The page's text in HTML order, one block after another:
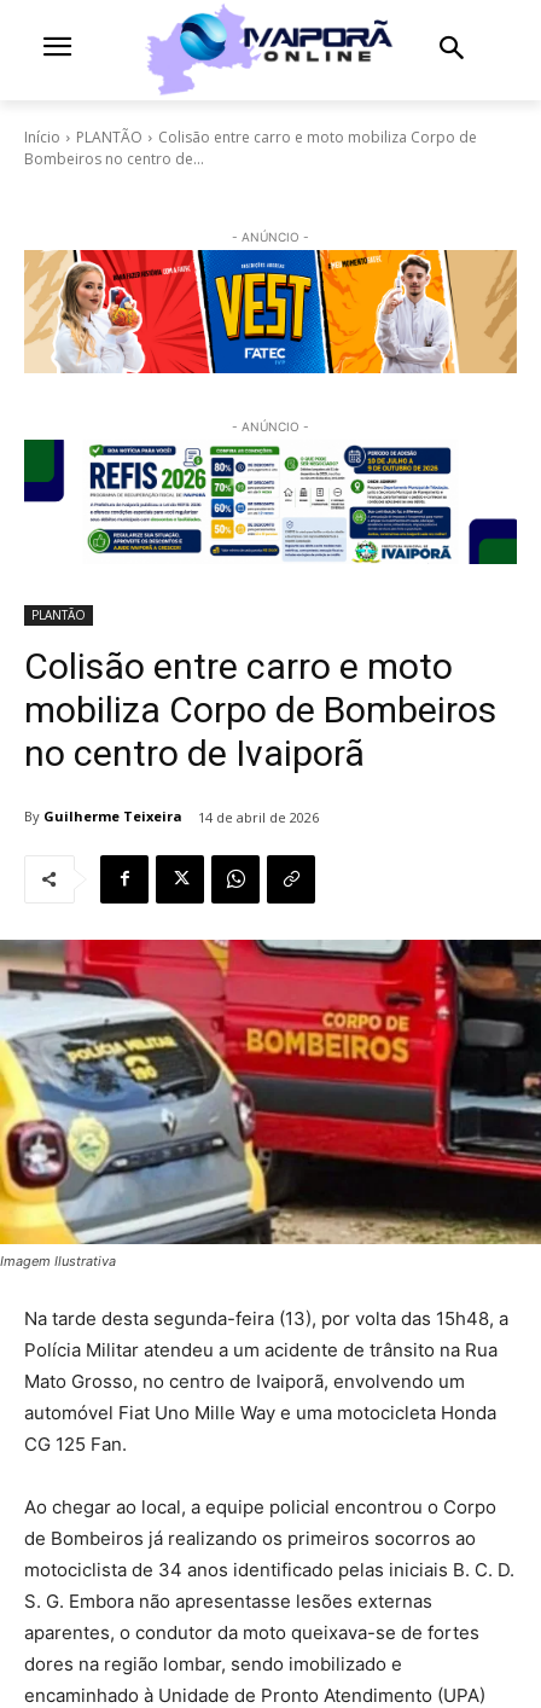
Início PLANTÃO
Colisão entre carro e moto mobiliza Corpo de
Bombeiros no centro de...
- ANÚNCIO -
- ANÚNCIO -
PLANTÃO
Colisão entre carro e moto
mobiliza Corpo de Bombeiros
no centro de Ivaiporã
By Guilherme Teixeira 14 de abril de 2026
Imagem Ilustrativa
Na tarde desta segunda-feira (13), por volta das 15h48, a
Polícia Militar atendeu a um acidente de trânsito na Rua
Mato Grosso, no centro de Ivaiporã, envolvendo um
automóvel Fiat Uno Mille Way e uma motocicleta Honda
CG 125 Fan.
Ao chegar ao local, a equipe policial encontrou o Corpo
de Bombeiros já realizando os primeiros socorros ao
motociclista de 34 anos identificado pelas iniciais B. C. D.
S. G. Embora não apresentasse lesões externas
aparentes, o condutor da moto queixava-se de fortes
dores na região lombar, sendo imobilizado e
encaminhado à Unidade de Pronto Atendimento (UPA)